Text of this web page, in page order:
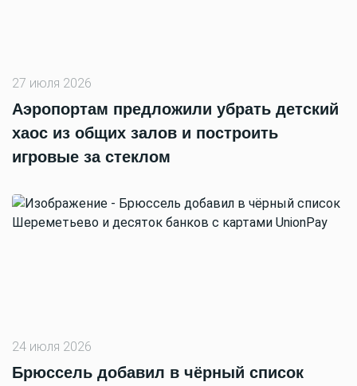
27 июля 2026
Аэропортам предложили убрать детский
хаос из общих залов и построить
игровые за стеклом
24 июля 2026
Брюссель добавил в чёрный список